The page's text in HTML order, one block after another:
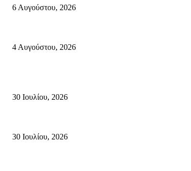
6 Αυγούστου, 2026
4 Αυγούστου, 2026
30 Ιουλίου, 2026
30 Ιουλίου, 2026